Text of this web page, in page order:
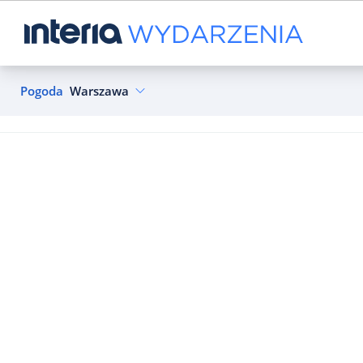
Pogoda Warszawa